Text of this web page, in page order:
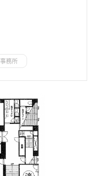
事務所